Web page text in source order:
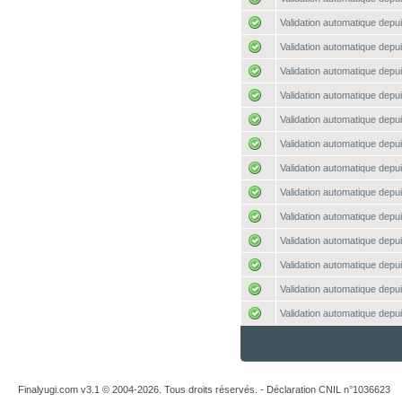
Validation automatique
Validation automatique
Validation automatique
Validation automatique
Validation automatique
Validation automatique
Validation automatique
Validation automatique
Validation automatique
Validation automatique
Validation automatique
Validation automatique
Validation automatique
Finalyugi.com v3.1 © 2004-2026. Tous droits réservés. - Déclaration CNIL n°1036623